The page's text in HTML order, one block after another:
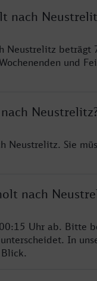
nach
Neustrelitz beträgt
und
Neustrelitz. Sie
nach
Uhr ab. Bitte
In